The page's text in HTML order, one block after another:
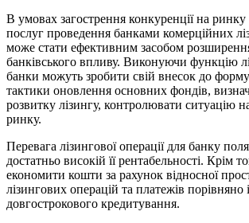
В умовах загострення конкуренції на ринку
послуг проведення банками комерційних
може стати ефективним засобом
банківського впливу. Виконуючи функцію
банки можуть зробити свій внесок до
тактики оновлення основних фондів,
розвитку лізингу, контролювати ситуацію
ринку.
Перевага лізингової операції для банку
достатньо високій її рентабельності. Крім
економити кошти за рахунок відносної
лізингових операцій та платежів порівняно
довгострокового кредитування.